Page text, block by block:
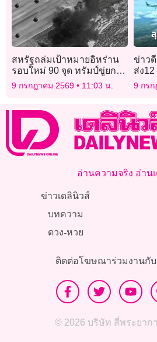
สหรัฐถล่มเป้าหมายอิหร่าน
รอบใหม่ 90 จุด ทรัมป์ขู่ยก
ระดับถ้าเรือในฮอร์มุซถูก
โจมตีอีก
9 กรกฎาคม 2569 11:03 น.
ข่าว
ส่ง
ฝนช่ว
อ่างเ
9 กร
อ่านความจริง อ่าน
ข่าวเดลินิวส์
บทความ
ดวง-หวย
ติดต่อโฆษณาร่วมงานกับ
© 2026 บริษัท สี่พระยาก